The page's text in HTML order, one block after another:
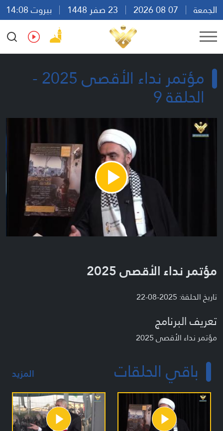
الجمعة
بيروت 14:08
Ar
En Fr Es
مؤتمر نداء الأقصى 2025 -
الحلقة 9
Play
Video
مؤتمر نداء الأقصى 2025
تاريخ الحلقة: 2025-08-22
تعريف البرنامج
مؤتمر نداء الأقصى 2025
باقي الحلقات المزيد